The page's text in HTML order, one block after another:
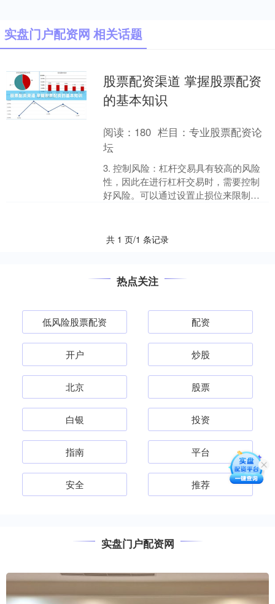
实盘门户配资网 相关话题
股票配资渠道 掌握股票配资
的基本知识
阅读： 180 栏目：专业股票配资论
坛
3. 控制风险：杠杆交易具有较高的风险
性，因此在进行杠杆交易时，需要控制
好风险。可以通过设置止损位来限制亏
共 1 页/1 条记录
热点关注
低风险股票配资 配资
开户 炒股
北京 股票
白银 投资
指南 平台
安全 推荐
实盘门户配资网